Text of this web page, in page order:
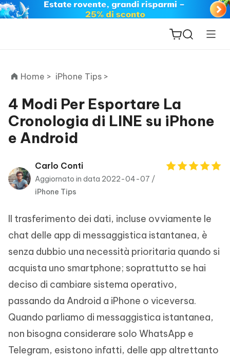
ReiBoot
for iOS
PDNob
PDF
Editor
New
iAnyGo
Home > iPhone Tips >
4 Modi Per Esportare La
Cronologia di LINE su iPhone
e Android
Carlo Conti
Aggiornato in data 2022-04-07 /
iPhone Tips
Il trasferimento dei dati, incluse ovviamente le
chat delle app di messaggistica istantanea, è
senza dubbio una necessità prioritaria quando si
acquista uno smartphone; soprattutto se hai
deciso di cambiare sistema operativo,
passando da Android a iPhone o viceversa.
Quando parliamo di messaggistica istantanea,
non bisogna considerare solo WhatsApp e
Telegram, esistono infatti, delle app altrettanto